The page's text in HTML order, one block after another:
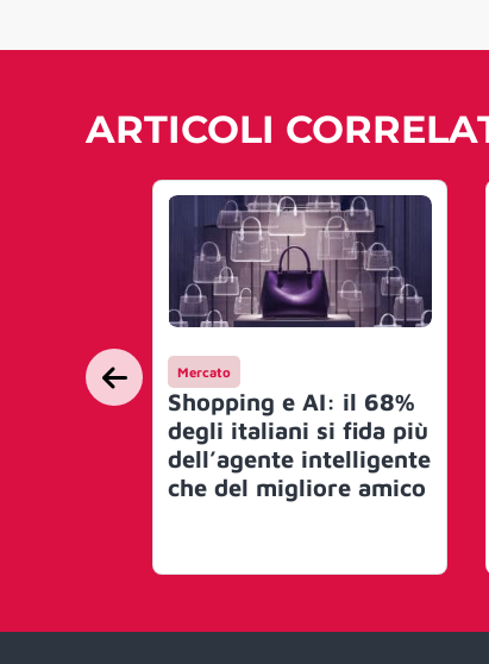
ARTICOLI
Mercato
Shopping e AI: il 68%
degli italiani si fida più
dell’agente intelligente
che del migliore amico